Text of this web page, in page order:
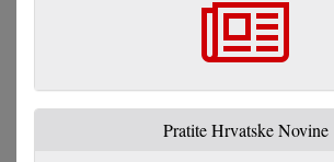
Pratite Hrvatske Novine